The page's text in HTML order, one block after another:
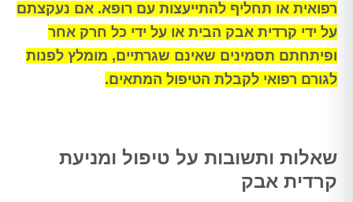
רפואית או תחליף להתייעצות עם רופא. אם נעקצתם
על ידי קרדית אבק הבית או על ידי כל חרק אחר
ופיתחתם תסמינים שאינם שגרתיים, מומלץ לפנות
לגורם רפואי לקבלת הטיפול המתאים.
שאלות ותשובות על טיפול ומניעת
קרדית אבק